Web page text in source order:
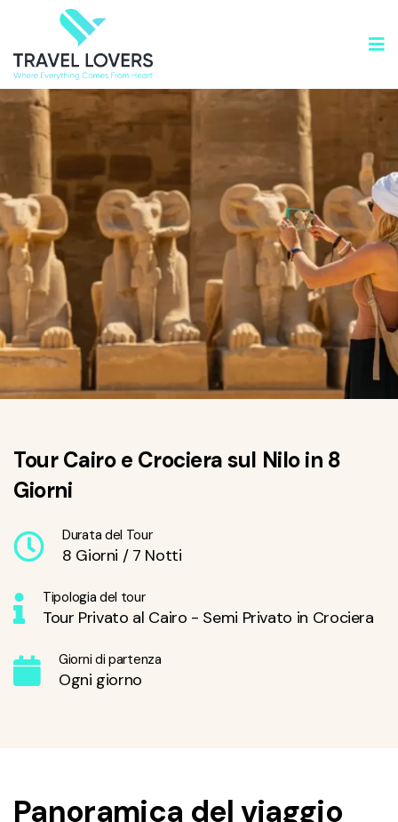
Tour Cairo e Crociera sul Nilo in 8
Giorni
Durata del Tour
8 Giorni / 7 Notti
Tipologia del tour
Tour Privato al Cairo - Semi Privato in Crociera
Giorni di partenza
Ogni giorno
Panoramica del viaggio